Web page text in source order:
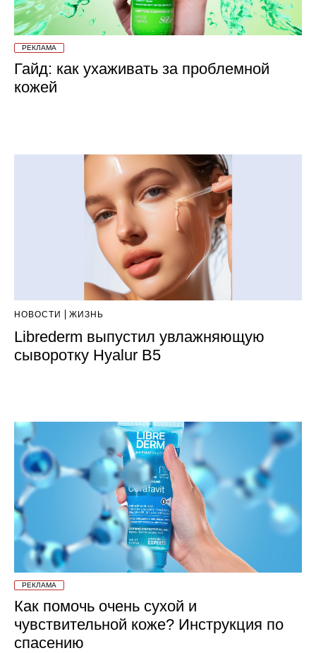
РЕКЛАМА
Гайд: как ухаживать за проблемной
кожей
НОВОСТИ ЖИЗНЬ
Librederm выпустил увлажняющую
сыворотку Hyalur B5
РЕКЛАМА
Как помочь очень сухой и
чувствительной коже? Инструкция по
спасению